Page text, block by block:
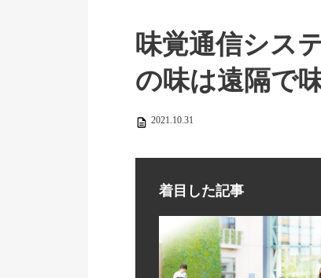
味覚通信シス
の味は遠隔で
2021.10.31
着目した記事